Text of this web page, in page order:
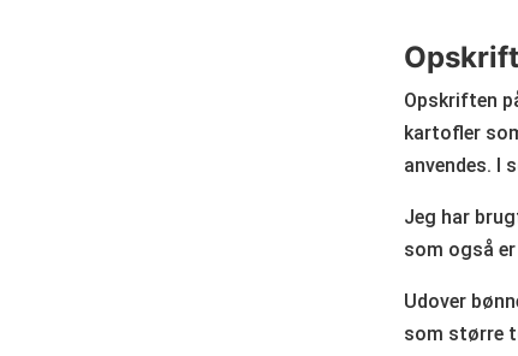
Opskriften
kartofler
anvendes. I
Jeg har
som også
Udover
som større